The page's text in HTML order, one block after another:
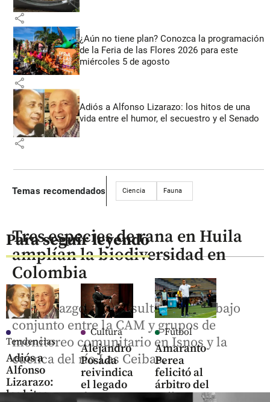
share
¿Aún no tiene plan? Conozca la programación
de la Feria de las Flores 2026 para este
miércoles 5 de agosto
share
Adiós a Alfonso Lizarazo: los hitos de una
vida entre el humor, el secuestro y el Senado
share
Temas recomendados Ciencia Fauna
Para seguir leyendo
Tendencias
Adiós a
Alfonso
Lizarazo:
los hitos
Cultura
Alejandro
Posada
reivindica
el legado
de
Fútbol
Amaranto
Perea
felicitó al
árbitro del
Tolima vs.
Tres especies de rana en Huila
amplían la biodiversidad en
Colombia
Los hallazgos son resultado del trabajo
conjunto entre la CAM y grupos de
monitoreo comunitario en Isnos y la
cuenca del río Las Ceibas.